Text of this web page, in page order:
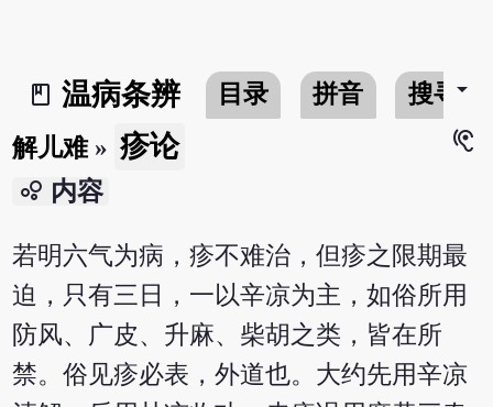
book_2
温病条辨 目录 拼音 搜寻arrow_drop_down
解儿难» 疹论
hearing
bubble_chart 内容
若明六气为病，疹不难治，但疹之限期最
迫，只有三日，一以辛凉为主，如俗所用
防风、广皮、升麻、柴胡之类，皆在所
禁。俗见疹必表，外道也。大约先用辛凉